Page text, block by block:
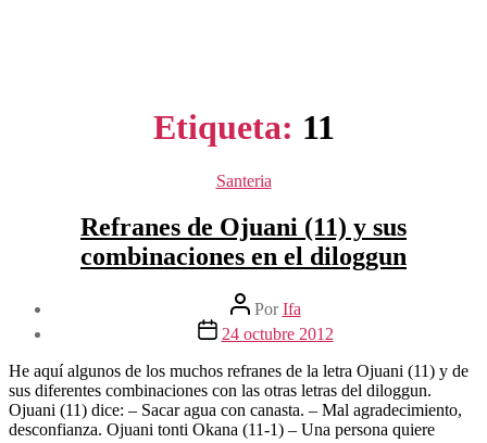
Etiqueta: 11
Categorías
Santeria
Refranes de Ojuani (11) y sus
combinaciones en el diloggun
Autor
de
la
PorIfa
Fecha
la
entrada
24 octubre 2012
He aquí algunos de los muchos refranes de la letra Ojuani (11) y de
sus diferentes combinaciones con las otras letras del diloggun.
Ojuani (11) dice: – Sacar agua con canasta. – Mal agradecimiento,
desconfianza. Ojuani tonti Okana (11-1) – Una persona quiere